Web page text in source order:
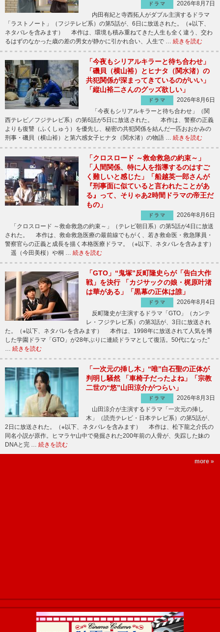
ドラマ
2026年8月7日
内田有紀と寺西拓人がダブル主演するドラマ
「ラストノート」（フジテレビ系）の第5話が、6日に放送された。（※以下、
ネタバレを含みます） 本作は、環境も積み重ねてきた人生も全く違う、交わ
るはずのなかった歳の差の男女が静かに引かれ合い、人生で … 続きを読む
「今夜もシリアルキラーと待ち合わせ」
「磯貝（横山裕）とヒナタ（関水渚）の
共犯関係が深まってきているのがいい」
「縦山裕二さんのグッズ欲しい」
ドラマ
2026年8月6日
「今夜もシリアルキラーと待ち合わせ」（関
西テレビ／フジテレビ系）の第6話が5日に放送された。 本作は、警察の正義
よりも復讐（ふくしゅう）を優先し、秘密の共犯関係を結んだ一匹おおかみの
刑事・磯貝（横山裕）と第六感女子ヒナタ（関水渚）の物語 … 続きを読む
「クロスロード ～救命救急の約束～」
「人間関係、特に人を指導するのはすご
く難しいと感じた」「船越英一郎さんが
『刑事面に似ていると言われたことがあ
る』って、そりゃあ2時間ドラマの帝王だ
もの」
ドラマ
2026年8月6日
「クロスロード ～救命救急の約束～」（テレビ朝日系）の第5話が4日に放送
された。 本作は、救命救急医療の最前線でもがく、若き救命医・救急隊員・
警察官らの正義と成長を描く本格医療ドラマ。（※以下、ネタバレを含みます）
遥（今田美桜）や桐 … 続きを読む
「GTO」“鬼塚”反町隆史らが「告白大作
戦」を決行 「カジサックの娘・梶原叶渚
は華がある」「黒幕の正体は誰」
ドラマ
2026年8月4日
反町隆史が主演するドラマ「GTO」（カンテ
レ・フジテレビ系）の第3話が、3日に放送され
た。（※以下、ネタバレを含みます） 本作は、1998年に放送されて人気を博
した学園ドラマ「GTO」が28年ぶりに連続ドラマとして復活。50代になった“
続きを読む
「一次元の挿し木」“唯”白石聖の正体が
判明し騒然 「車椅子だったよね」「宗教
二世の“悠”山田涼介がつらい」
ドラマ
2026年8月3日
山田涼介が主演するドラマ「一次元の挿し
木」（読売テレビ・日本テレビ系）の第5話が、
2日に放送された。（※以下、ネタバレを含みます） 本作は、松下龍之介氏の
同名小説が原作。ヒマラヤ山中で発掘された200年前の人骨が、失踪した妹の
DNAと完 … 続きを読む
more »